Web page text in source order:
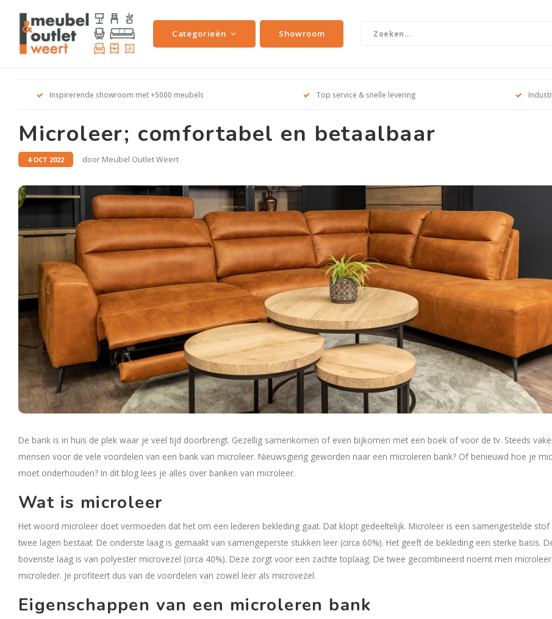
Categorieën Showroom
Inspirerende showroom met +5000 meubels Top service & snelle levering
Microleer; comfortabel en betaalbaar
4 OCT 2022 door Meubel Outlet Weert
De bank is in huis de plek waar je veel tijd doorbrengt. Gezellig samenkomen of even bijkomen met een boek of voor de tv. Steeds
mensen voor de vele voordelen van een bank van microleer. Nieuwsgierig geworden naar een microleren bank? Of benieuwd hoe je
moet onderhouden? In dit blog lees je alles over banken van microleer.
Wat is microleer
Het woord microleer doet vermoeden dat het om een lederen bekleding gaat. Dat klopt gedeeltelijk. Microleer is een samengestelde stof
twee lagen bestaat. De onderste laag is gemaakt van samengeperste stukken leer (circa 60%). Het geeft de bekleding een sterke basis.
bovenste laag is van polyester microvezel (circa 40%). Deze zorgt voor een zachte toplaag. De twee gecombineerd noemt men
microleder. Je profiteert dus van de voordelen van zowel leer als microvezel.
Eigenschappen van een microleren bank